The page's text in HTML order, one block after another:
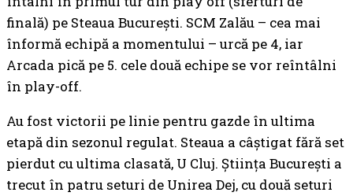
finală) pe Steaua București. SCM Zalău – cea mai
înformă echipă a momentului – urcă pe 4, iar
Arcada pică pe 5. cele două echipe se vor reîntâlni
în play-off.
Au fost victorii pe linie pentru gazde în ultima
etapă din sezonul regulat. Steaua a câștigat fără set
pierdut cu ultima clasată, U Cluj. Știința București a
trecut în patru seturi de Unirea Dej, cu două seturi